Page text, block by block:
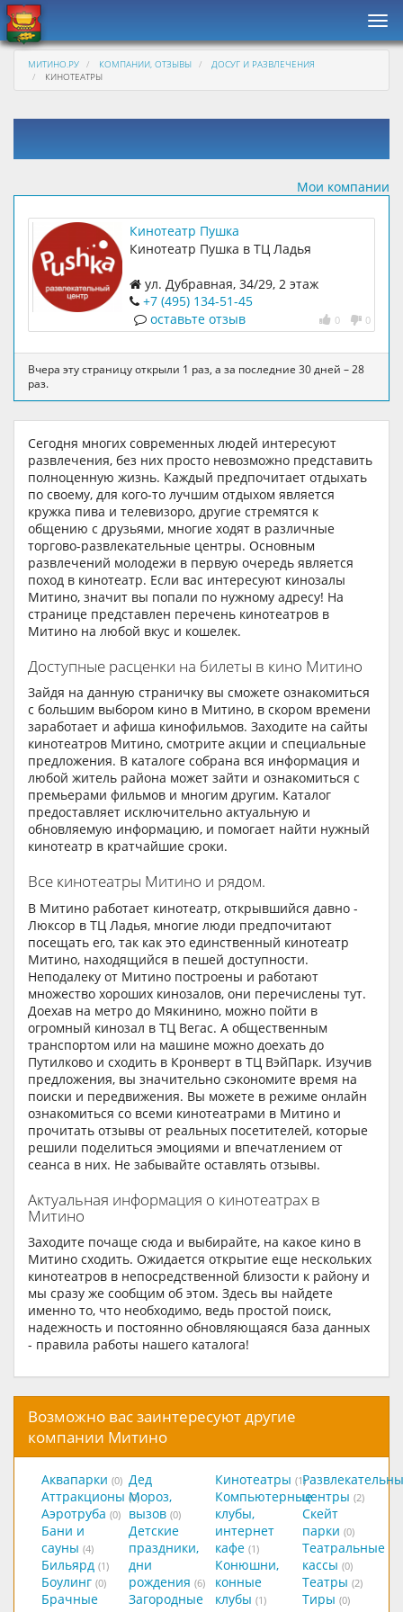
МИТИНО.РУ КОМПАНИИ, ОТЗЫВЫ
ДОСУГ И РАЗВЛЕЧЕНИЯ
КИНОТЕАТРЫ
Мои компании
Кинотеатр Пушка
Кинотеатр Пушка в ТЦ Ладья
ул. Дубравная, 34/29, 2 этаж
+7 (495) 134-51-45
0 0
оставьте отзыв
Вчера эту страницу открыли 1 раз, а за последние 30 дней – 28
раз.
Сегодня многих современных людей интересуют
развлечения, без них просто невозможно представить
полноценную жизнь. Каждый предпочитает отдыхать
по своему, для кого-то лучшим отдыхом является
кружка пива и телевизоро, другие стремятся к
общению с друзьями, многие ходят в различные
торгово-развлекательные центры. Основным
развлечений молодежи в первую очередь является
поход в кинотеатр. Если вас интересуют кинозалы
Митино, значит вы попали по нужному адресу! На
странице представлен перечень кинотеатров в
Митино на любой вкус и кошелек.
Доступные расценки на билеты в кино Митино
Зайдя на данную страничку вы сможете ознакомиться
с большим выбором кино в Митино, в скором времени
заработает и афиша кинофильмов. Заходите на сайты
кинотеатров Митино, смотрите акции и специальные
предложения. В каталоге собрана вся информация и
любой житель района может зайти и ознакомиться с
премьерами фильмов и многим другим. Каталог
предоставляет исключительно актуальную и
обновляемую информацию, и помогает найти нужный
кинотеатр в кратчайшие сроки.
Все кинотеатры Митино и рядом.
В Митино работает кинотеатр, открывшийся давно -
Люксор в ТЦ Ладья, многие люди предпочитают
посещать его, так как это единственный кинотеатр
Митино, находящийся в пешей доступности.
Неподалеку от Митино построены и работают
множество хороших кинозалов, они перечислены тут.
Доехав на метро до Мякинино, можно пойти в
огромный кинозал в ТЦ Вегас. А общественным
транспортом или на машине можно доехать до
Путилково и сходить в Кронверт в ТЦ ВэйПарк. Изучив
предложения, вы значительно сэкономите время на
поиски и передвижения. Вы можете в режиме онлайн
ознакомиться со всеми кинотеатрами в Митино и
прочитать отзывы от реальных посетителей, которые
решили поделиться эмоциями и впечатлением от
сеанса в них. Не забывайте оставлять отзывы.
Актуальная информация о кинотеатрах в
Митино
Заходите почаще сюда и выбирайте, на какое кино в
Митино сходить. Ожидается открытие еще нескольких
кинотеатров в непосредственной близости к району и
мы сразу же сообщим об этом. Здесь вы найдете
именно то, что необходимо, ведь простой поиск,
надежность и постоянно обновляющаяся база данных
- правила работы нашего каталога!
Возможно вас заинтересуют другие
компании Митино
Аквапарки (0)
Аттракционы (0)
Аэротруба (0)
Бани и
сауны (4)
Бильярд (1)
Боулинг (0)
Брачные
Дед
Мороз,
вызов (0)
Детские
праздники,
дни
рождения (6)
Загородные
Кинотеатры (1)
Компьютерные
клубы,
интернет
кафе (1)
Конюшни,
конные
клубы (1)
центры (2)
Скейт
парки (0)
Театральные
кассы (0)
Театры (2)
Тиры (0)